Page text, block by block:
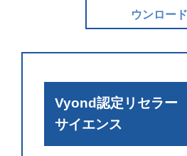
ウンロード
Vyond認定リセラー
サイエンス